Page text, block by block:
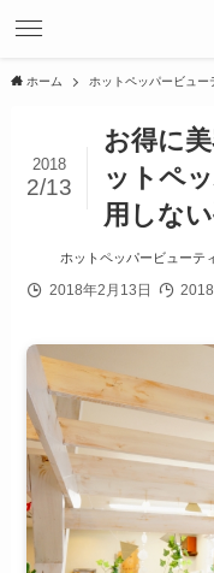
ホーム ホットペッパービュー
お得に
ットペ
用しな
2018
2/13
ホットペッパービューテ
2018年2月13日